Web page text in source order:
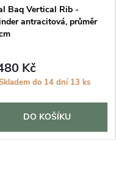
Baq Vertical Rib -
antracitová, průměr
Kč
do 14 dní 13 ks
DO KOŠÍKU